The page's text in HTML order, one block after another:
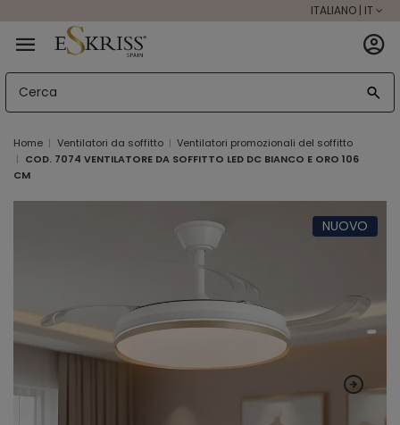
ITALIANO | IT
Home Ventilatori da soffitto
Ventilatori promozionali del soffitto
COD. 7074 VENTILATORE DA SOFFITTO LED DC BIANCO E ORO 106
CM
NUOVO